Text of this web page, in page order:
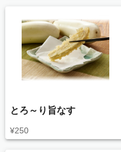
とろ～り旨なす
¥250